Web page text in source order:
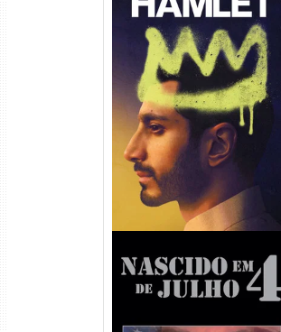
Hamlet Torrent (2026) WEB-
DL 1080p Dual Áudio